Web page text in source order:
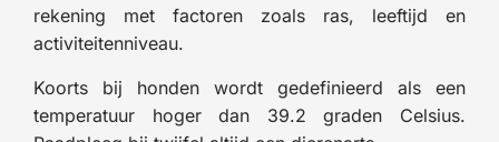
rekening met factoren zoals ras, leeftijd en
activiteitenniveau.
Koorts bij honden wordt gedefinieerd als een
temperatuur hoger dan 39.2 graden Celsius.